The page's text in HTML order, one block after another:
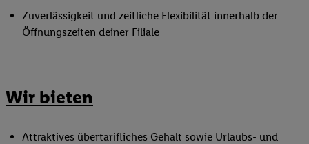
Zuverlässigkeit und zeitliche Flexibilität innerhalb der
Öffnungszeiten deiner Filiale
Wir bieten
Attraktives übertarifliches Gehalt sowie Urlaubs- und